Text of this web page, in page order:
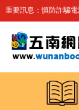
重要訊息：慎防詐騙